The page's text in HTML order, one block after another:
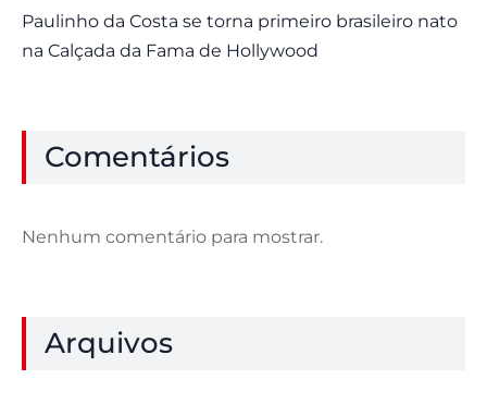
Paulinho da Costa se torna primeiro brasileiro nato
na Calçada da Fama de Hollywood
Comentários
Nenhum comentário para mostrar.
Arquivos